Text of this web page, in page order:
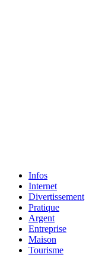
Formulaire
recherche
Infos
Internet
Divertissement
Pratique
Argent
Entreprise
Maison
Tourisme